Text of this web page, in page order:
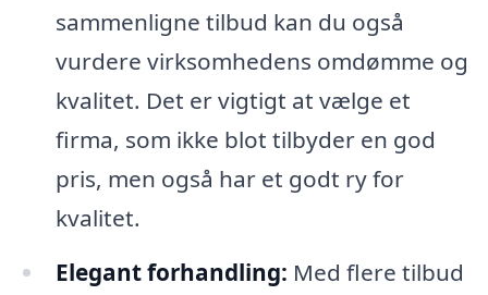
sammenligne tilbud kan du også
vurdere virksomhedens omdømme og
kvalitet. Det er vigtigt at vælge et
firma, som ikke blot tilbyder en god
pris, men også har et godt ry for
kvalitet.
Elegant forhandling: Med flere tilbud